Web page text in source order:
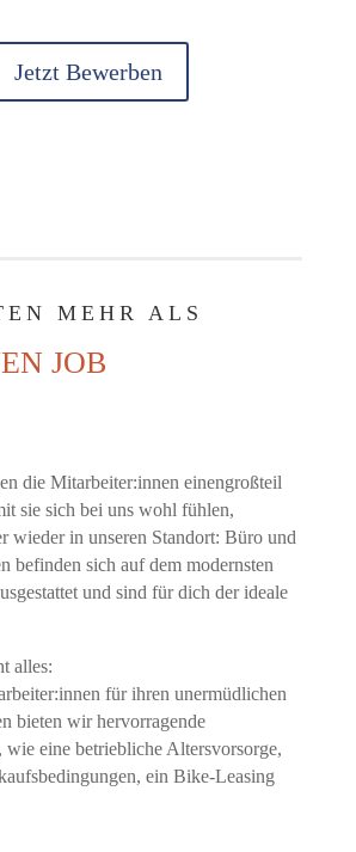
Jetzt Bewerben
MEHR ALS
JOB
die Mitarbeiter:innen einengroßteil
sie sich bei uns wohl fühlen,
wieder in unseren Standort: Büro und
befinden sich auf dem modernsten
und sind für dich der ideale
alles:
für ihren unermüdlichen
bieten wirhervorragende
wie eine betriebliche Altersvorsorge,
ein Bike-Leasing